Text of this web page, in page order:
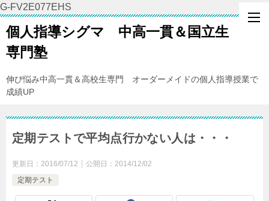
G-FV2E077EHS
個人指導シグマ 中高一貫＆国立生
専門塾
伸び悩み中高一貫＆高校生専門 オーダーメイドの個人指導授業で
成績UP
定期テストで平均点行かない人は・・・
更新日： 2016/07/12 公開日： 2014/12/02
定期テスト